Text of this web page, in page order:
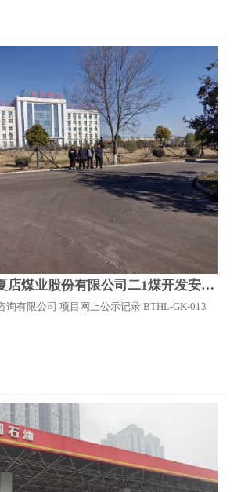
河南平煤神马夏店煤业股份有限公司二1煤开发安全验收评价报告
询有限公司 项目网上公示记录 BTHL-GK-013